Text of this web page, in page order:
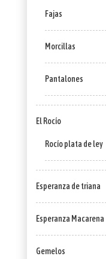
Fajas
Morcillas
Pantalones
El Rocío
Rocío plata de ley
Esperanza de triana
Esperanza Macarena
Gemelos